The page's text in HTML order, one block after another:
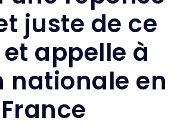
juste de ce
appelle à
nationale en
France